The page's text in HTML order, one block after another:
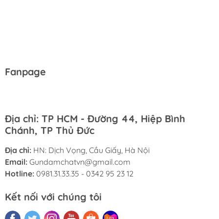
Fanpage
Địa chỉ: TP HCM - Đường 44, Hiệp Bình
Chánh, TP Thủ Đức
Địa chỉ: HN: Dịch Vọng, Cầu Giấy, Hà Nội
Email: Gundamchatvn@gmail.com
Hotline: 0981.31.33.35 - 0342 95 23 12
Kết nối với chúng tôi